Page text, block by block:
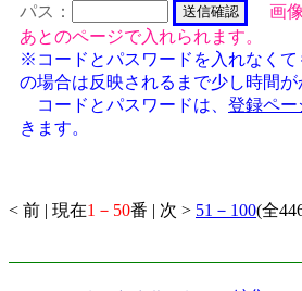
パス：
画
あとのページで入れられます。
※コードとパスワードを入れなくて
の場合は反映されるまで少し時間が
コードとパスワードは、 登録ペー
きます。
< 前 | 現在1－50番 | 次 > 51－100(全